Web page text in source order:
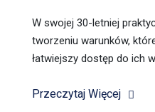
W swojej 30-letniej
tworzeniu warunków,
łatwiejszy dostęp do ich
Przeczytaj Więcej